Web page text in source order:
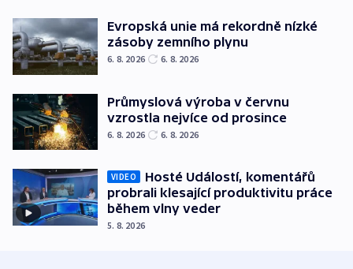
Evropská unie má rekordně nízké
zásoby zemního plynu
6. 8. 2026 6. 8. 2026
Průmyslová výroba v červnu
vzrostla nejvíce od prosince
6. 8. 2026 6. 8. 2026
VIDEO
Hosté Událostí, komentářů
probrali klesající produktivitu práce
během vlny veder
5. 8. 2026